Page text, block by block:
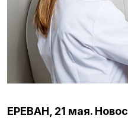
ЕРЕВАН, 21 мая.